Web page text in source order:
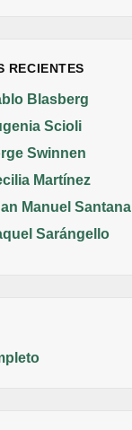
RECIENTES
Blasberg
Scioli
Swinnen
Martínez
Manuel Santana
Sarángello